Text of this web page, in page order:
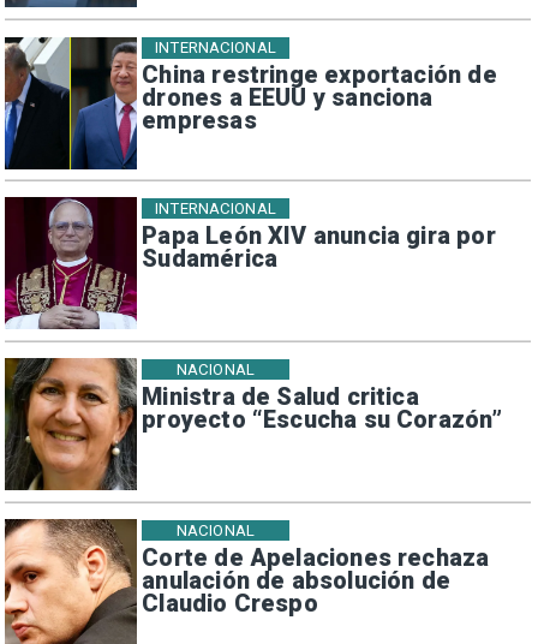
China restringe exportación de
drones a EEUU y sanciona
empresas
INTERNACIONAL
Papa León XIV anuncia gira por
Sudamérica
INTERNACIONAL
Ministra de Salud critica
proyecto “Escucha su Corazón”
NACIONAL
Corte de Apelaciones rechaza
anulación de absolución de
Claudio Crespo
NACIONAL